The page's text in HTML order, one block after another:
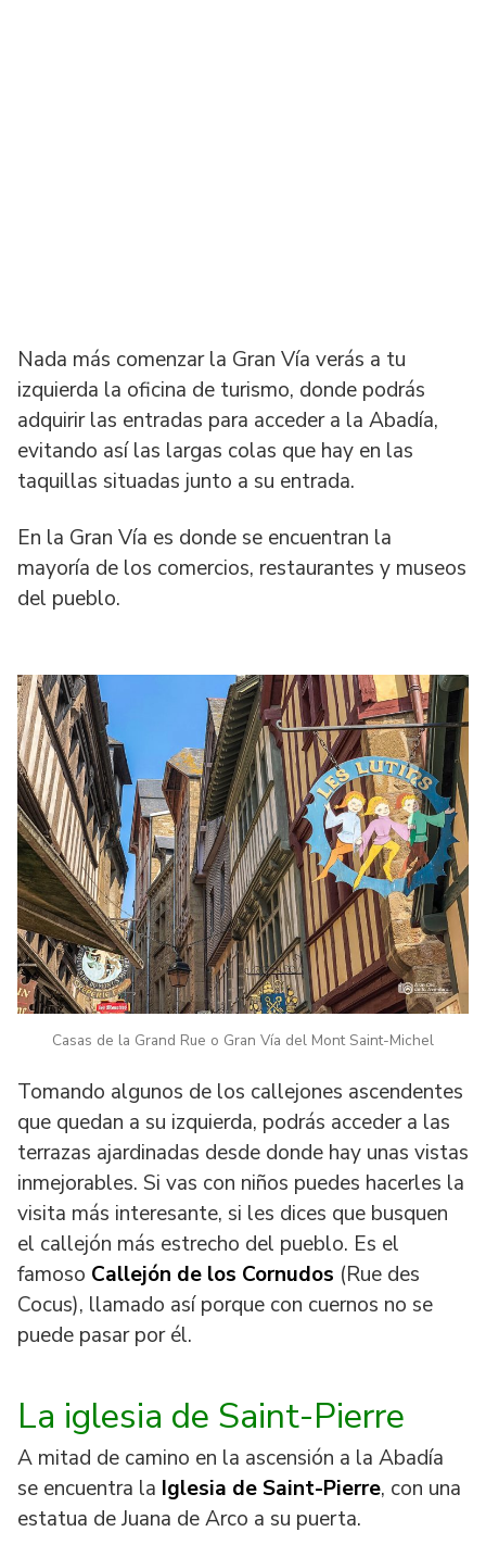
Nada más comenzar la Gran Vía verás a tu
izquierda la oficina de turismo, donde podrás
adquirir las entradas para acceder a la Abadía,
evitando así las largas colas que hay en las
taquillas situadas junto a su entrada.
En la Gran Vía es donde se encuentran la
mayoría de los comercios, restaurantes y museos
del pueblo.
Casas de la Grand Rue o Gran Vía del Mont Saint-Michel
Tomando algunos de los callejones ascendentes
que quedan a su izquierda, podrás acceder a las
terrazas ajardinadas desde donde hay unas vistas
inmejorables. Si vas con niños puedes hacerles la
visita más interesante, si les dices que busquen
el callejón más estrecho del pueblo. Es el
famoso Callejón de los Cornudos (Rue des
Cocus), llamado así porque con cuernos no se
puede pasar por él.
La iglesia de Saint-Pierre
A mitad de camino en la ascensión a la Abadía
se encuentra la Iglesia de Saint-Pierre, con una
estatua de Juana de Arco a su puerta.